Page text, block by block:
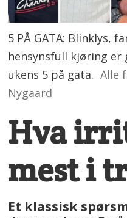
5 PÅ GATA: Blinklys,
hensynsfull kjøring er
ukens 5 på gata. Alle
Nygaard
Hva
mest i
Et klassisk